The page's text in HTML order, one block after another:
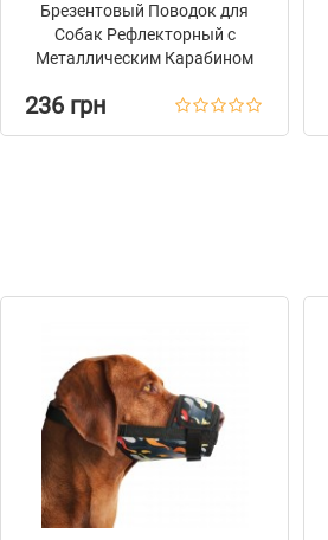
Брезентовый Поводок для
Собак Рефлекторный с
Металлическим Карабином
236 грн